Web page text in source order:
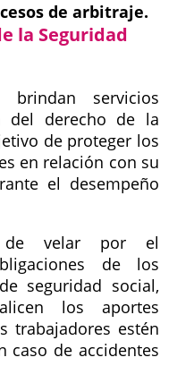
de arbitraje.
la Seguridad
brindan servicios
del derecho de la
de proteger los
en relación con su
el desempeño
de velar por el
de los
seguridad social,
los aportes
trabajadores estén
caso de accidentes